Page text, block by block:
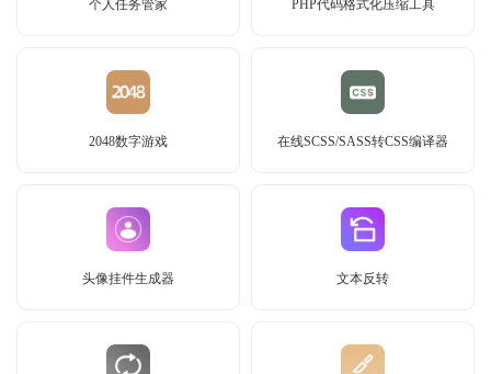
个人任务管家 PHP代码格式化压缩工具
2048数字游戏 在线SCSS/SASS转CSS编译器
头像挂件生成器 文本反转